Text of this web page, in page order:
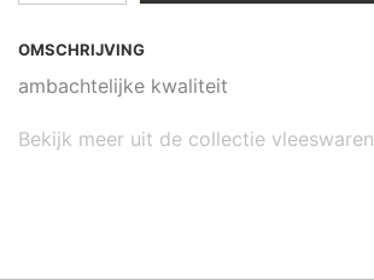
OMSCHRIJVING
ambachtelijke kwaliteit
Bekijk meer uit de collectie vleeswaren